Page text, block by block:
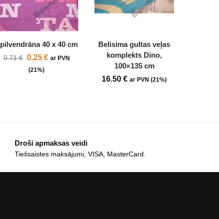
40 x 40 cm
0.71€ 0.25 € ar PVN
(21%)
Belisima gultas veļas
komplekts Dino,
100×135 cm
16.50€ ar PVN (21%)
Droši apmaksas veidi
Tiešsaistes maksājumi, VISA, MasterCard.